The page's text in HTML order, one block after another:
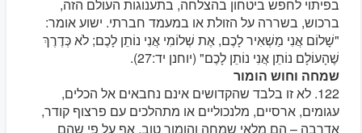
בפיתוי לחפש ביטחון בהצלחה, בתענוגות העולם הזה,
ברכוש, בשררה על הזולת או במעמד חברתי. ישוע אומר:
"שָׁלוֹם אֲנִי מַשְׁאִיר לָכֶם, אֶת שְׁלוֹמִי אֲנִי נוֹתֵן לָכֶם; לֹא כְּדֶרֶךְ
שֶׁהָעוֹלָם נוֹתֵן אֲנִי נוֹתֵן לָכֶם" (יוחנן יד:27).
שמחה וחוש הומור
122. לא זו בלבד שהקדושים אינם נחבאים אל הכלים,
עגומים, ארסיים, מלנכוליים או מתהלכים עם פרצוף קודר,
אדרבה – הם מלאי שמחה והומור טוב. אף על פי שהם